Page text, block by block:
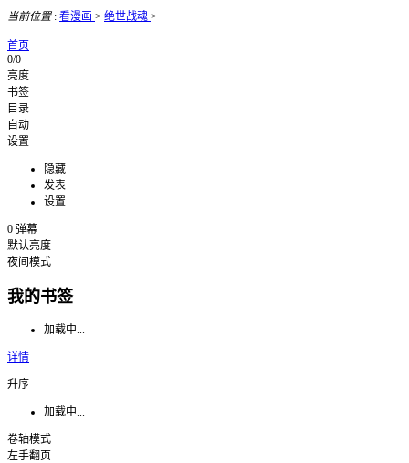
当前位置: 看漫画 > 绝世战魂 >
首页
0/0
亮度
书签
目录
自动
设置
隐藏
发表
设置
0 弹幕
默认亮度
夜间模式
我的书签
加载中...
详情
升序
加载中...
卷轴模式
左手翻页